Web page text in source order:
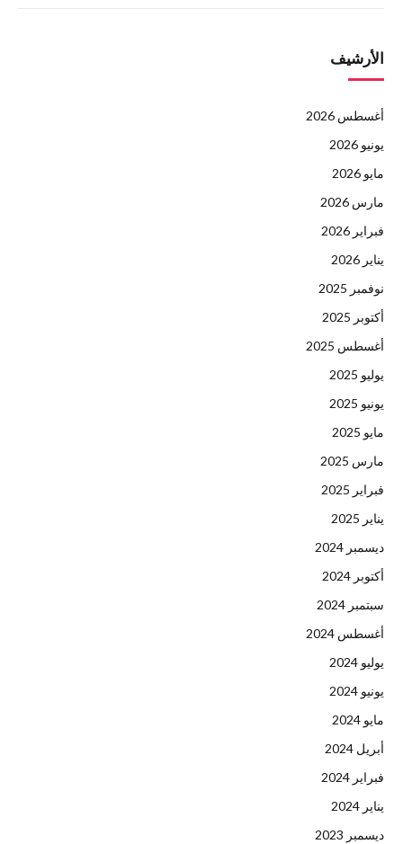
الأرشيف
أغسطس 2026
يونيو 2026
مايو 2026
مارس 2026
فبراير 2026
يناير 2026
نوفمبر 2025
أكتوبر 2025
أغسطس 2025
يوليو 2025
يونيو 2025
مايو 2025
مارس 2025
فبراير 2025
يناير 2025
ديسمبر 2024
أكتوبر 2024
سبتمبر 2024
أغسطس 2024
يوليو 2024
يونيو 2024
مايو 2024
أبريل 2024
فبراير 2024
يناير 2024
ديسمبر 2023